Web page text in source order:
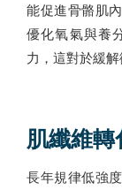
能促進骨骼肌
優化氧氣與養
力，這對於緩解
肌纖維轉
長年規律低強